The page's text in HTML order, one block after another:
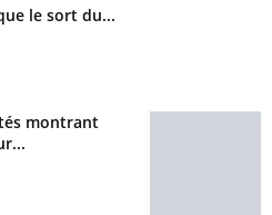
le sort du...
montrant